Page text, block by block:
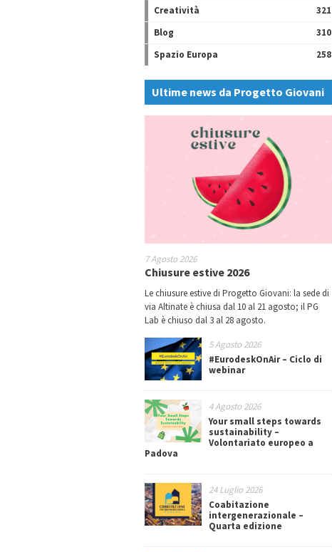
Creatività
321
Blog
310
Spazio Europa
258
Ultime news da Progetto Giovani
7 Agosto 2026
Chiusure estive 2026
Le chiusure estive di Progetto Giovani: la sede di
via Altinate è chiusa dal 10 al 21 agosto; il PG
Lab è chiuso dal 3 al 28 agosto.
5 Agosto 2026
#EurodeskOnAir – Ciclo di
webinar
4 Agosto 2026
Your small steps towards
sustainability –
Volontariato europeo a
Padova
24 Luglio 2026
Coabitazione
intergenerazionale –
Quarta edizione